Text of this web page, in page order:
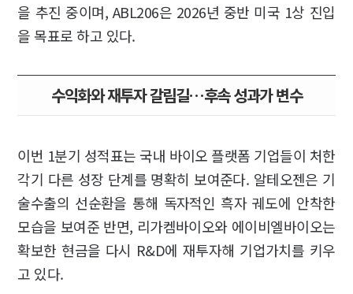
을 추진 중이며, ABL206은 2026년 중반 미국 1상 진입
을 목표로 하고 있다.
수익화와 재투자 갈림길…후속 성과가 변수
이번 1분기 성적표는 국내 바이오 플랫폼 기업들이 처한
각기 다른 성장 단계를 명확히 보여준다. 알테오젠은 기
술수출의 선순환을 통해 독자적인 흑자 궤도에 안착한
모습을 보여준 반면, 리가켐바이오와 에이비엘바이오는
확보한 현금을 다시 R&D에 재투자해 기업가치를 키우
고 있다.